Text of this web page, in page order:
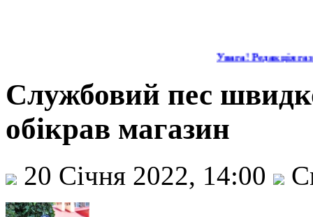
Увага! Редакція
Службовий пес
обікрав магазин
20 Січня 2022, 14:00